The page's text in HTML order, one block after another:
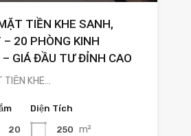
TIỀN KHE SANH,
– 20 PHÒNG KINH
– GIÁ ĐẦU TƯ ĐỈNH CAO
TIỀN KHE…
20
Diện Tích
250 m²